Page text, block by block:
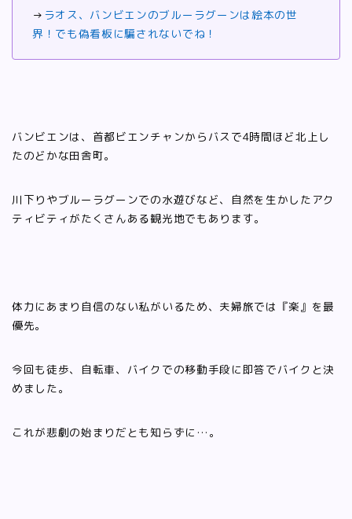
→ ラオス、バンビエンのブルーラグーンは絵本の世
界！でも偽看板に騙されないでね！
バンビエンは、首都ビエンチャンからバスで4時間ほど北上し
たのどかな田舎町。
川下りやブルーラグーンでの水遊びなど、自然を生かしたアク
ティビティがたくさんある観光地でもあります。
体力にあまり自信のない私がいるため、夫婦旅では『楽』を最
優先。
今回も徒歩、自転車、バイクでの移動手段に即答でバイクと決
めました。
これが悲劇の始まりだとも知らずに…。